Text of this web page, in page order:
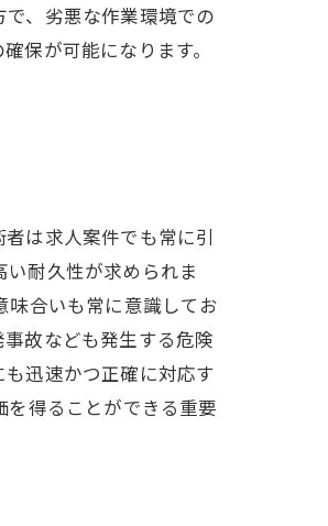
、劣悪な作業環境での
保が可能になります。
は求人案件でも常に引
耐久性が求められま
味合いも常に意識してお
故なども発生する危険
迅速かつ正確に対応す
得ることができる重要